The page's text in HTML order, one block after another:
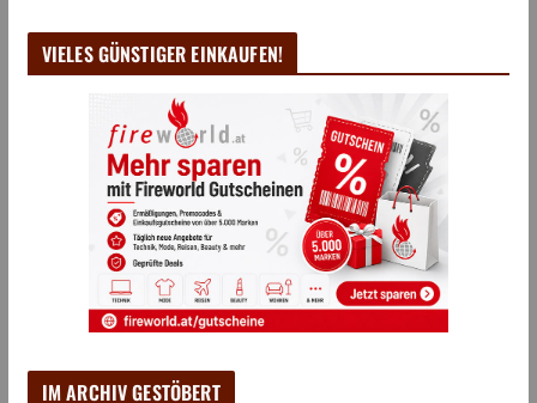
VIELES GÜNSTIGER EINKAUFEN!
IM ARCHIV GESTÖBERT